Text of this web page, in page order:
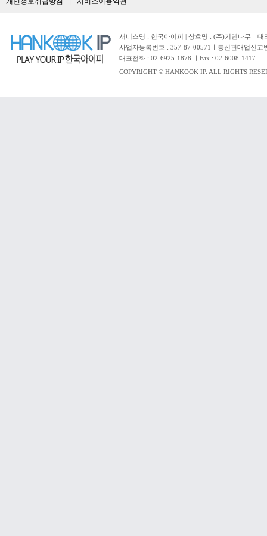
서비스명 : 한국아이피 | 상호명 : (주)기댄나무ㅣ
사업자등록번호 : 357-87-00571ㅣ통신판매업신고
대표전화 : 02-6925-1878 ㅣFax : 02-6008-1417
COPYRIGHT © HANKOOK IP. ALL RIGHTS